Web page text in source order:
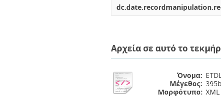
Αρχεία σε αυτό το
Όνομα:
Μέγεθος:
Μορφότυπο: XML